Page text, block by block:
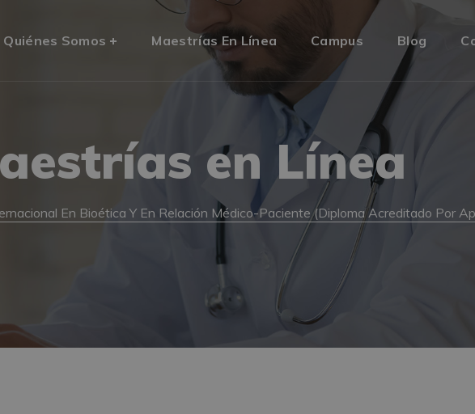
Quiénes Somos Maestrías En Línea Campus Blog
en Línea
En Bioética Y En Relación Médico-Paciente (Diploma Acreditado Por